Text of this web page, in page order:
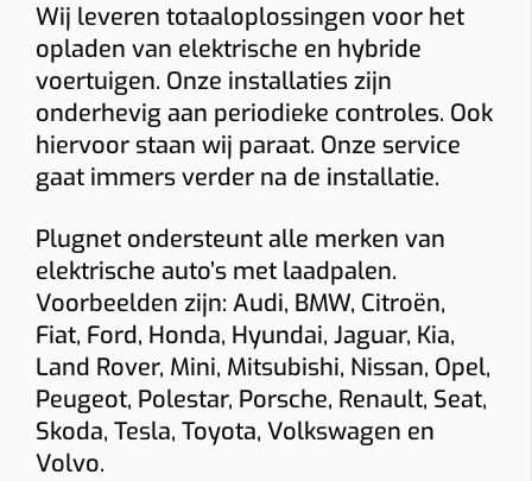
Wij leveren totaaloplossingen voor het
opladen van elektrische en hybride
voertuigen. Onze installaties zijn
onderhevig aan periodieke controles. Ook
hiervoor staan wij paraat. Onze service
gaat immers verder na de installatie.
Plugnet ondersteunt alle merken van
elektrische auto’s met laadpalen.
Voorbeelden zijn: Audi, BMW, Citroën,
Fiat, Ford, Honda, Hyundai, Jaguar, Kia,
Land Rover, Mini, Mitsubishi, Nissan, Opel,
Peugeot, Polestar, Porsche, Renault, Seat,
Skoda, Tesla, Toyota, Volkswagen en
Volvo.
Bidirectioneel 22 kW
Indicatieve totaalprijs
€ 1543 – € 1774 (incl. 6% btw)
Toestel: € 882
Installatie + materiaal: € 350 • Load balancing: € 87
Naam
E-mail
Telefoon